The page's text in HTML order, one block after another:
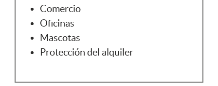
Comercio
Oficinas
Mascotas
Protección del alquiler